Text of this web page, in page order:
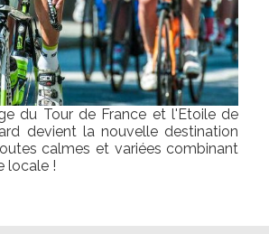
du Tour de France et l'Etoile de
devient la nouvelle destination
calmes et variées combinant
locale !